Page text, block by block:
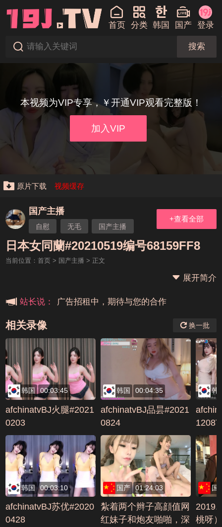
首页 分类 韩国 国产 登录
搜索
本视频为VIP专享，￥开通VIP观看完整版！
加入VIP
原片下载 视频缓存
国产主播
自慰 无毛
国产主播
女同
日本
+查看全部
日本女同蘭#20210519编号68159FF8
当前位置： 首页> 国产主播 > 正文
展开简介
站长说：
本站大事件(19j网站发展历程)
广告招租中，期待与您的合作
相关录像 换一批
韩国 00:03:45
afchinatvBJ火腿#2021
0203
韩国 00:04:35
afchinatvBJ品昙#2021
0824
韩
9494
韩国 00:03:10
afchinatvBJ苏优#2020
0428
国产 01:24:03
紮着两个辫子高顔值网
红妹子和炮友啪啪，深
国
桃呀